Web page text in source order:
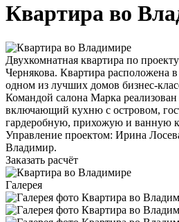
Квартира во
Двухкомнатная квартира по
Чернякова. Квартира расположена
одном из лучших домов
Командой салона Марка
включающий кухню с островом,
гардеробную, прихожую и ванную
Управление проектом: Ирина
Владимир.
Заказать расчёт
Галерея